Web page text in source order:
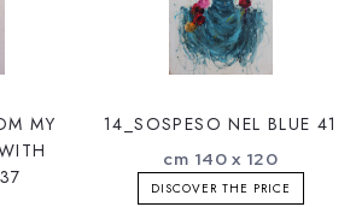
MY
14_SOSPESO NEL BLUE 41
cm 140 x 120
DISCOVER THE PRICE